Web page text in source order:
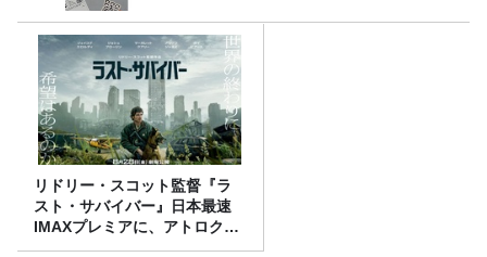
リドリー・スコット監督『ラ
スト・サバイバー』日本最速
IMAXプレミアに、アトロクリ
スナー60名をご招待！